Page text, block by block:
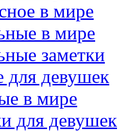
в мире
в мире
заметки
девушек
в мире
для девушек